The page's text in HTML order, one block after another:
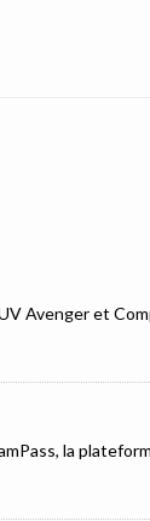
Avenger et
la